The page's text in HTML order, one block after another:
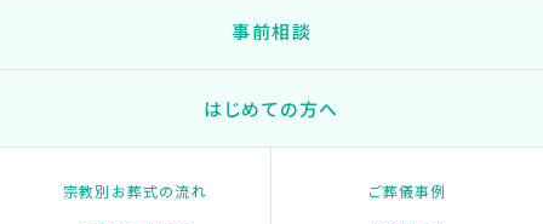
事前相談
はじめての方へ
宗教別お葬式の流れ ご葬儀事例